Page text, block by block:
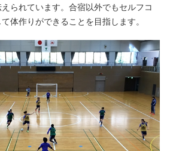
られています。合宿以外でもセルフコ
体作りができることを目指します。